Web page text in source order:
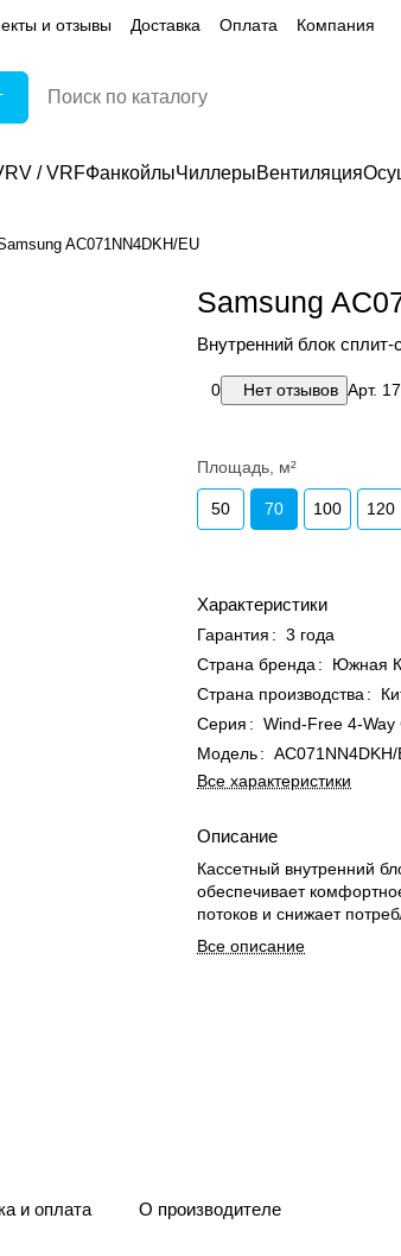
и отзывы Доставка Оплата Компания
/ VRFФанкойлыЧиллерыВентиляция
AC071NN4DKH/EU
Samsung
Внутренний блок сплит-
0 Нет отзывов Арт.
Площадь, м²
50 70 100 120
Характеристики
Гарантия : 3 года
Страна бренда :
Южная
Страна производства :
Серия : Wind-Free 4-Way
Модель: AC071NN4DKH/
Все характеристики
Описание
Кассетный внутренний
обеспечивает
потоков и снижает
Все описание
и оплата О производителе